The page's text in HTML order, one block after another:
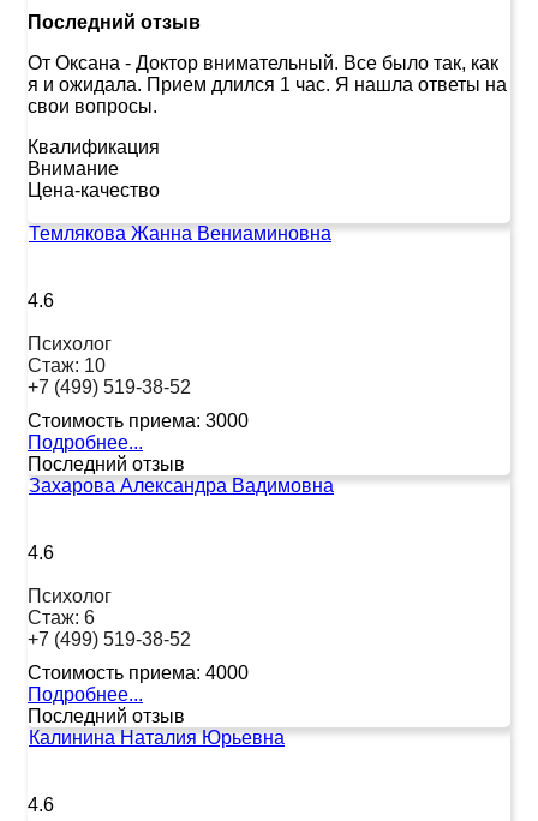
Последний отзыв
От Оксана - Доктор внимательный. Все было так, как
я и ожидала. Прием длился 1 час. Я нашла ответы на
свои вопросы.
Квалификация
Внимание
Цена-качество
Темлякова Жанна Вениаминовна
4.6
Психолог
Стаж: 10
+7 (499) 519-38-52
Стоимость приема: 3000
Подробнее...
Последний отзыв
Захарова Александра Вадимовна
4.6
Психолог
Стаж: 6
+7 (499) 519-38-52
Стоимость приема: 4000
Подробнее...
Последний отзыв
Калинина Наталия Юрьевна
4.6